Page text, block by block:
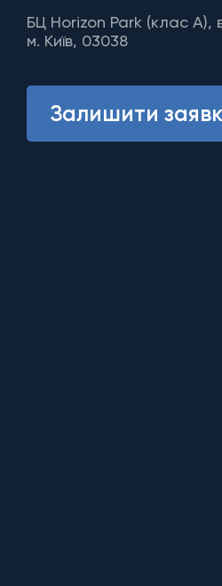
БЦ Horizon Park (клас A),
м. Київ, 03038
Залишити